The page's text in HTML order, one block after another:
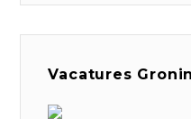
Vacatures